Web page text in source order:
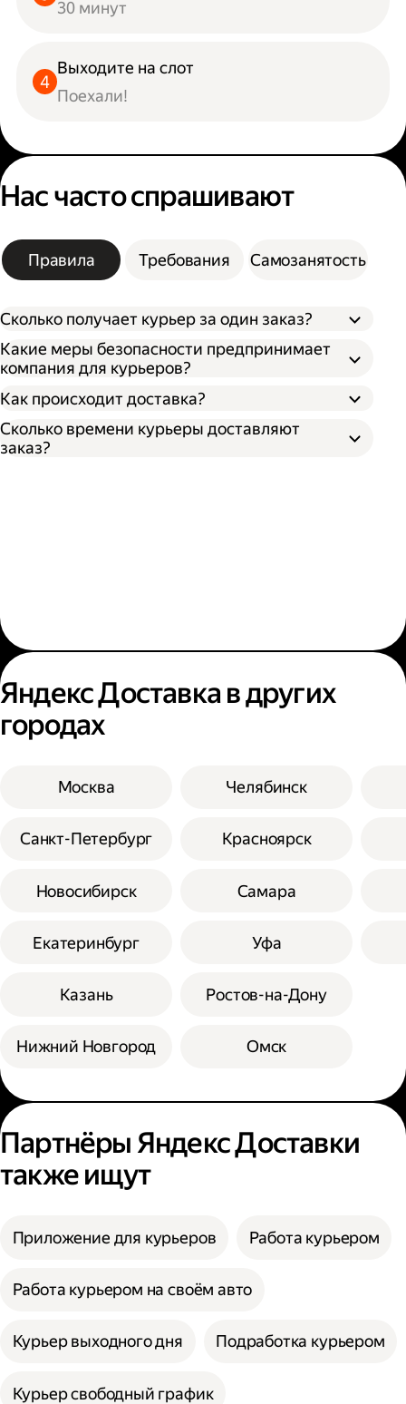
30 минут
Выходите на слот
Поехали!
Нас часто спрашивают
Правила Требования Самозанятость
Сколько получает курьер за один заказ?
Какие меры безопасности предпринимает
компания для курьеров?
Как происходит доставка?
Сколько времени курьеры доставляют
заказ?
Яндекс Доставка в других
городах
Москва
Санкт-Петербург
Новосибирск
Екатеринбург
Казань
Нижний Новгород
Челябинск
Красноярск
Самара
Уфа
Ростов-на-Дону
Омск
Партнёры Яндекс Доставки
также ищут
Приложение для курьеров Работа курьером
Работа курьером на своём авто
Курьер выходного дня Подработка курьером
Курьер свободный график